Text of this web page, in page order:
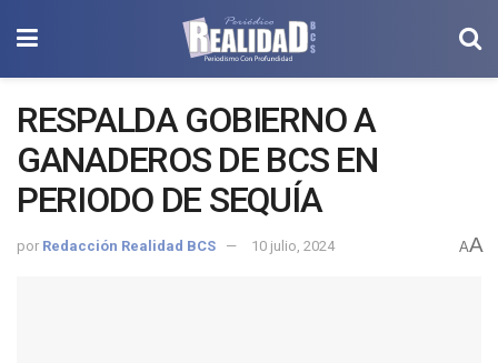
RESPALDA GOBIERNO A
GANADEROS DE BCS EN
PERIODO DE SEQUÍA
por Redacción Realidad BCS 10 julio, 2024 AA